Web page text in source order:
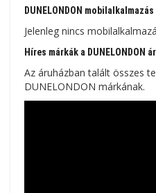
DUNELONDON
Jelenleg nincs
Híres márkák a DUNELONDON
Az áruházban talált összes
DUNELONDON márkának.